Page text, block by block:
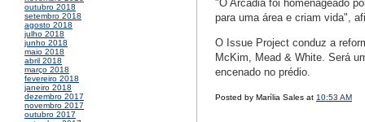
outubro 2018
setembro 2018
agosto 2018
julho 2018
junho 2018
maio 2018
abril 2018
março 2018
fevereiro 2018
janeiro 2018
dezembro 2017
novembro 2017
outubro 2017
"O Arcadia foi homenageado
para uma área e criam vida",
O Issue Project conduz a
McKim, Mead & White. Será
encenado no prédio.
Posted by Marília Sales at 10:53 AM